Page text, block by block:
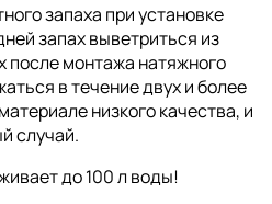
запаха при установке
запах выветриться из
после монтажа натяжного
в течение двух и более
низкого качества, и
случай.
до 100 л воды!